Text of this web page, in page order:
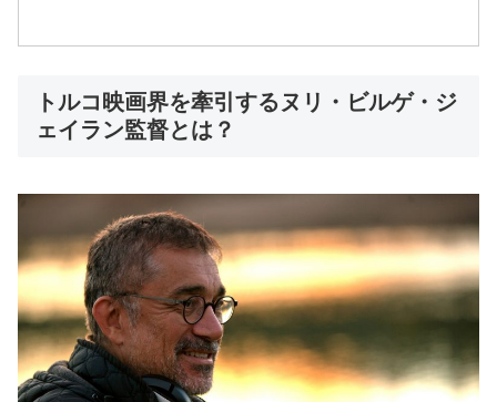
トルコ映画界を牽引するヌリ・ビルゲ・ジ
ェイラン監督とは？